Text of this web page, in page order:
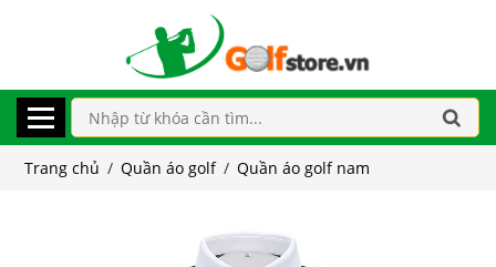
Trang chủ / Quần áo golf / Quần áo golf nam